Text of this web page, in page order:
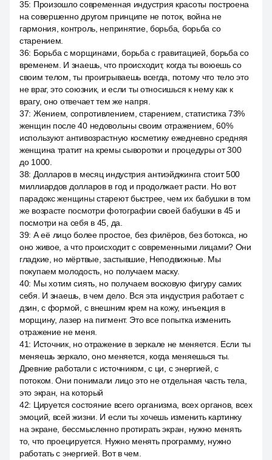
35: Произошло современная индустрия красоты построена
на совершенно другом принципе не поток, война не
гармония, контроль, непринятие, борьба, борьба со
старением.
36: Борьба с морщинами, борьба с гравитацией, борьба со
временем. И знаешь, что происходит, когда ты воюешь со
своим телом, ты проигрываешь всегда, потому что тело это
не враг, это союзник, и если ты относишься к нему как к
врагу, оно отвечает тем же напря.
37: Жением, сопротивлением, старением, статистика 73%
женщин после 40 недовольны своим отражением, 60%
используют антивозрастную косметику ежедневно средняя
женщина тратит на кремы сыворотки и процедуры от 300
до 1000.
38: Долларов в месяц индустрия антиэйджинга стоит 500
миллиардов долларов в год и продолжает расти. Но вот
парадокс женщины стареют быстрее, чем их бабушки в том
же возрасте посмотри фотографии своей бабушки в 45 и
посмотри на себя в 45, да.
39: А её лицо более простое, без филёров, без ботокса, но
оно живое, а что происходит с современными лицами? Они
гладкие, но мёртвые, застывшие, Неподвижные. Мы
покупаем молодость, но получаем маску.
40: Мы хотим сиять, но получаем восковую фигуру самих
себя. И знаешь, в чем дело. Вся эта индустрия работает с
дзин, с формой, с внешним крем на кожу, инъекция в
морщину, лазер на пигмент. Это все попытка изменить
отражение не меня.
41: Источник, но отражение в зеркале не меняется. Если ты
меняешь зеркало, оно меняется, когда меняешься ты.
Древние работали с источником, с ци, с энергией, с
потоком. Они понимали лицо это не отдельная часть тела,
это экран, на который
42: Цируется состояние всего организма, всех органов, всех
эмоций, всей жизни. И если ты хочешь изменить картинку
на экране, бессмысленно протирать экран, нужно менять
то, что проецируется. Нужно менять программу, нужно
работать с энергией. Вот в чем.